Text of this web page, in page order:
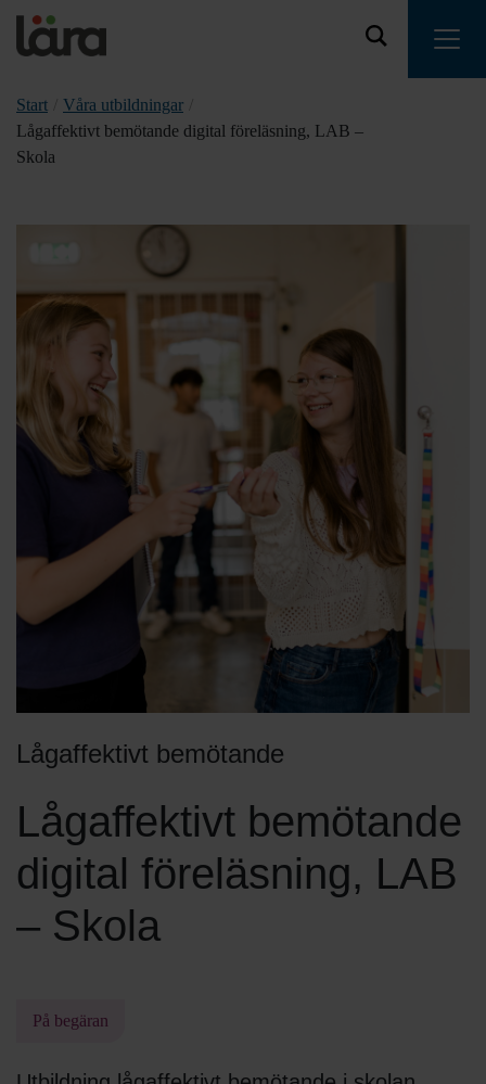
Start Våra utbildningar
Lågaffektivt bemötande digital föreläsning, LAB –
Skola
Lågaffektivt bemötande
Lågaffektivt bemötande
digital föreläsning, LAB
– Skola
På begäran